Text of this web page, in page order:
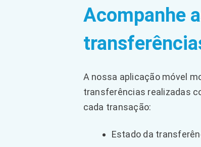
Acompanhe
A nossa aplicação móvel
transferências realizadas
cada transação:
Estado da